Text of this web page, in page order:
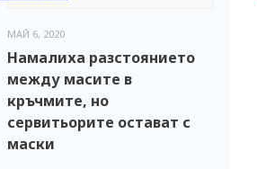
МАЙ 6, 2020
Намалиха разстоянието
между масите в
кръчмите, но
сервитьорите остават с
маски